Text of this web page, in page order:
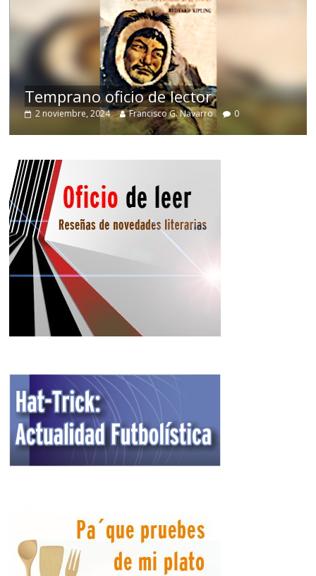
Temprano oficio de lector
2 noviembre, 2024 Francisco G. Navarro 0